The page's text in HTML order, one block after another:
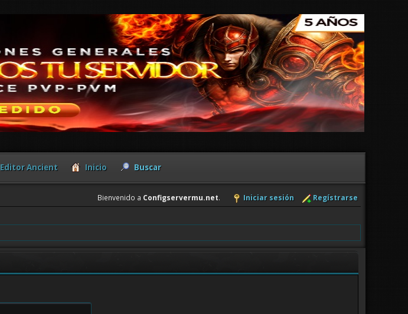
Editor Ancient Inicio Buscar
Bienvenido a Configservermu.net. Iniciar sesión
Regístrarse